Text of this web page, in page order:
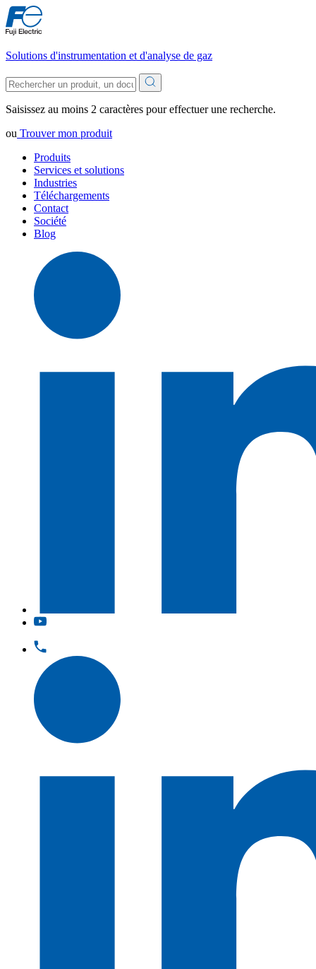
Solutions d'instrumentation et d'analyse de gaz
Saisissez au moins 2 caractères pour effectuer une recherche.
ou Trouver mon produit
Produits
Services et solutions
Industries
Téléchargements
Contact
Société
Blog